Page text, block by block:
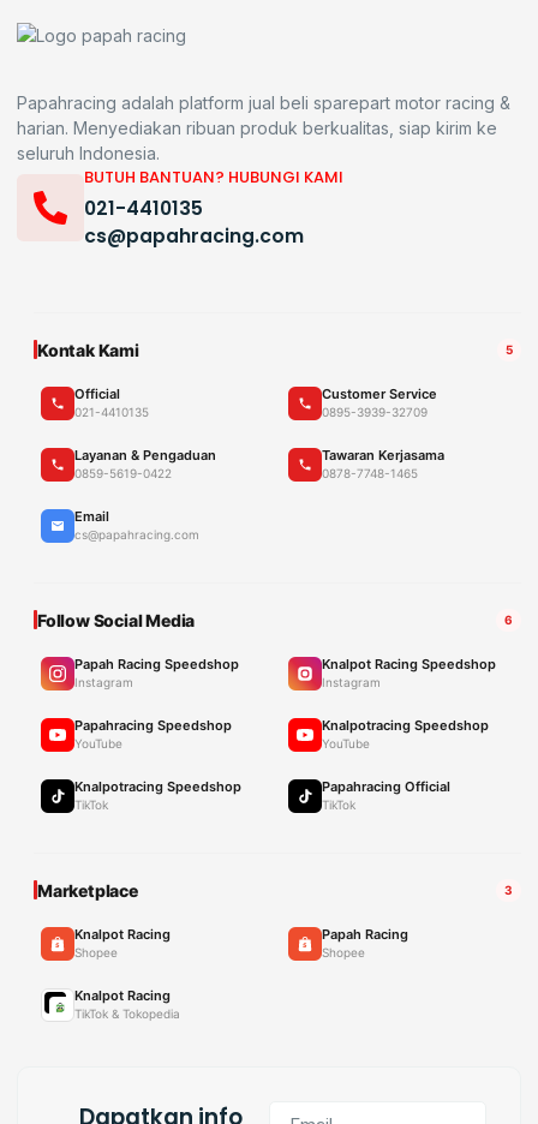
Papahracing adalah platform jual beli sparepart motor racing &
harian. Menyediakan ribuan produk berkualitas, siap kirim ke
seluruh Indonesia.
BUTUH BANTUAN? HUBUNGI KAMI
021-4410135
cs@papahracing.com
Kontak Kami 5
Official
021-4410135
Customer Service
0895-3939-32709
Layanan & Pengaduan
0859-5619-0422
Tawaran Kerjasama
0878-7748-1465
Email
cs@papahracing.com
Follow Social Media 6
Papah Racing Speedshop
Instagram
Knalpot Racing Speedshop
Instagram
Papahracing Speedshop
YouTube
Knalpotracing Speedshop
YouTube
Knalpotracing Speedshop
TikTok
Papahracing Official
TikTok
Marketplace 3
Knalpot Racing
Shopee
Papah Racing
Shopee
Knalpot Racing
TikTok & Tokopedia
Dapatkan info